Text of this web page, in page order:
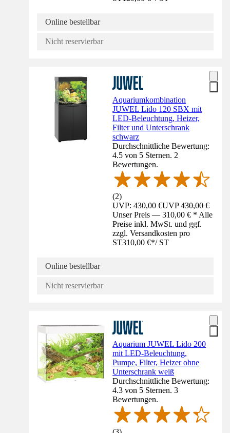
Online bestellbar
Nicht reservierbar
Aquariumkombination
JUWEL Lido 120 SBX mit
LED-Beleuchtung, Heizer,
Filter und Unterschrank
schwarz
Durchschnittliche Bewertung:
4.5 von 5 Sternen. 2
Bewertungen.
(2)
UVP: 430,00 €UVP430,00 €
Unser Preis — 310,00 € * Alle
Preise inkl. MwSt. und ggf.
zzgl. Versandkosten pro
ST310,00 €*/ ST
Online bestellbar
Nicht reservierbar
Aquarium JUWEL Lido 200
mit LED-Beleuchtung,
Pumpe, Filter, Heizer ohne
Unterschrank weiß
Durchschnittliche Bewertung:
4.3 von 5 Sternen. 3
Bewertungen.